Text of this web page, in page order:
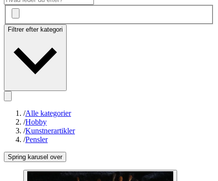
Filtrer efter kategori
/Alle kategorier
/Hobby
/Kunstnerartikler
/Pensler
Spring karusel over